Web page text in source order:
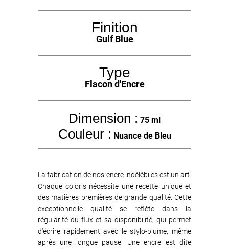
Finition
Gulf Blue
Type
Flacon d'Encre
Dimension : 75 ml
Couleur : Nuance de Bleu
La fabrication de nos encre indélébiles est un art.
Chaque coloris nécessite une recette unique et
des matières premières de grande qualité. Cette
exceptionnelle qualité se reflète dans la
régularité du flux et sa disponibilité, qui permet
d'écrire rapidement avec le stylo-plume, même
après une longue pause. Une encre est dite